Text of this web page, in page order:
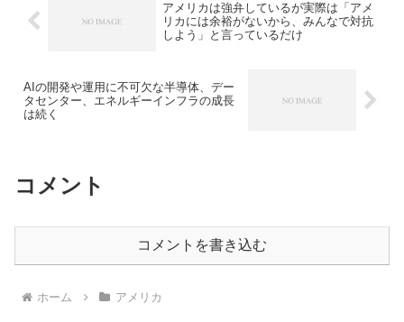
アメリカは強弁しているが実際は「アメ
リカには余裕がないから、みんなで対抗
しよう」と言っているだけ
AIの開発や運用に不可欠な半導体、デー
タセンター、エネルギーインフラの成長
は続く
コメント
コメントを書き込む
ホーム アメリカ